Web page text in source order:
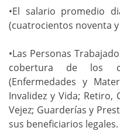
•El salario promedio
(cuatrocientos noventa
•Las Personas
cobertura de los
(Enfermedades y
Invalidez y Vida; Retiro,
Vejez; Guarderías y
sus beneficiarios legales.